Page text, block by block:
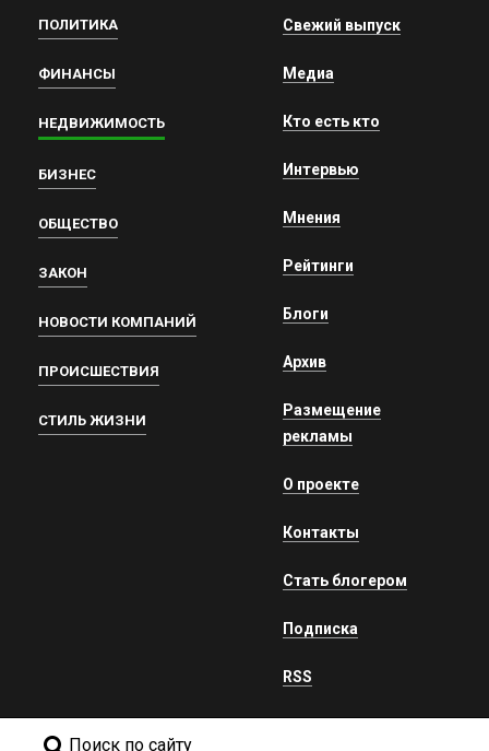
ПОЛИТИКА
ФИНАНСЫ
НЕДВИЖИМОСТЬ
БИЗНЕС
ОБЩЕСТВО
ЗАКОН
НОВОСТИ КОМПАНИЙ
ПРОИСШЕСТВИЯ
СТИЛЬ ЖИЗНИ
Свежий выпуск
Медиа
Кто есть кто
Интервью
Мнения
Рейтинги
Блоги
Архив
Размещение
рекламы
О проекте
Контакты
Стать блогером
Подписка
RSS
Поиск по сайту